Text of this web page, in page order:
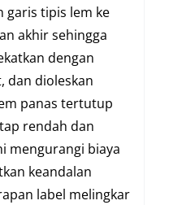
garis tipis lem ke
akhir sehingga
dengan
dan dioleskan
panas tertutup
rendah dan
mengurangi biaya
keandalan
label melingkar